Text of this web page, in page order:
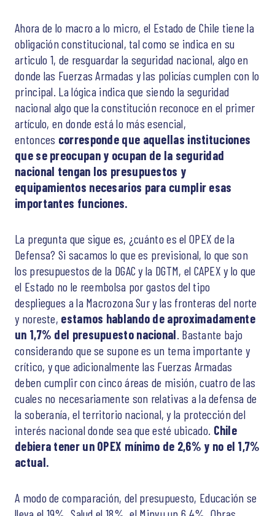
Ahora de lo macro a lo micro, el Estado de Chile tiene la
obligación constitucional, tal como se indica en su
articulo 1, de resguardar la seguridad nacional, algo en
donde las Fuerzas Armadas y las policías cumplen con lo
principal. La lógica indica que siendo la seguridad
nacional algo que la constitución reconoce en el primer
artículo, en donde está lo más esencial,
entonces corresponde que aquellas instituciones
que se preocupan y ocupan de la seguridad
nacional tengan los presupuestos y
equipamientos necesarios para cumplir esas
importantes funciones.
La pregunta que sigue es, ¿cuánto es el OPEX de la
Defensa? Si sacamos lo que es previsional, lo que son
los presupuestos de la DGAC y la DGTM, el CAPEX y lo que
el Estado no le reembolsa por gastos del tipo
despliegues a la Macrozona Sur y las fronteras del norte
y noreste, estamos hablando de aproximadamente
un 1,7% del presupuesto nacional. Bastante bajo
considerando que se supone es un tema importante y
crítico, y que adicionalmente las Fuerzas Armadas
deben cumplir con cinco áreas de misión, cuatro de las
cuales no necesariamente son relativas a la defensa de
la soberanía, el territorio nacional, y la protección del
interés nacional donde sea que esté ubicado. Chile
debiera tener un OPEX mínimo de 2,6% y no el 1,7%
actual.
A modo de comparación, del presupuesto, Educación se